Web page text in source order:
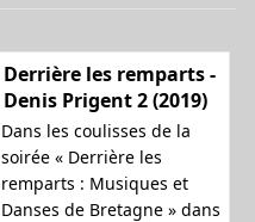
Derrière les remparts -
Denis Prigent 2 (2019)
Dans les coulisses de la
soirée « Derrière les
remparts : Musiques et
Danses de Bretagne » dans